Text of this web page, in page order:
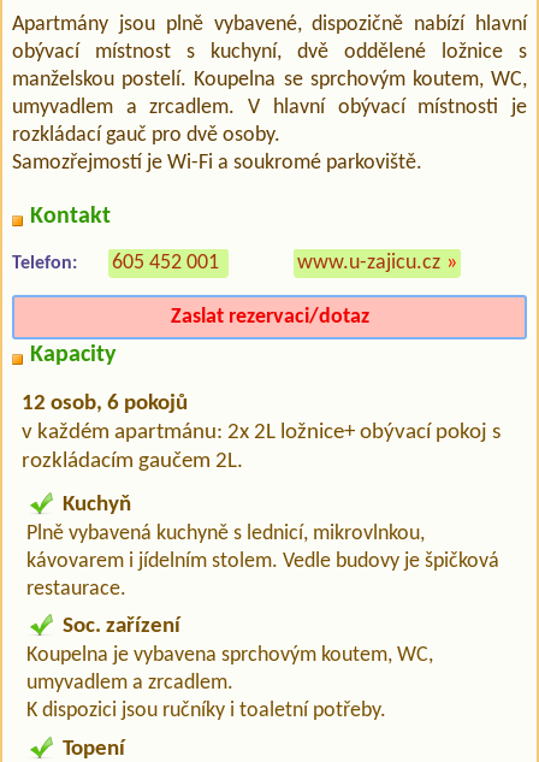
Apartmány jsou plně vybavené, dispozičně nabízí hlavní
obývací místnost s kuchyní, dvě oddělené ložnice s
manželskou postelí. Koupelna se sprchovým koutem, WC,
umyvadlem a zrcadlem. V hlavní obývací místnosti je
rozkládací gauč pro dvě osoby.
Samozřejmostí je Wi-Fi a soukromé parkoviště.
Kontakt
Telefon: 605 452 001 www.u-zajicu.cz »
Zaslat rezervaci/dotaz
Kapacity
12 osob, 6 pokojů
v každém apartmánu: 2x 2L ložnice+ obývací pokoj s
rozkládacím gaučem 2L.
Kuchyň
Plně vybavená kuchyně s lednicí, mikrovlnkou,
kávovarem i jídelním stolem. Vedle budovy je špičková
restaurace.
Soc. zařízení
Koupelna je vybavena sprchovým koutem, WC,
umyvadlem a zrcadlem.
K dispozici jsou ručníky i toaletní potřeby.
Topení